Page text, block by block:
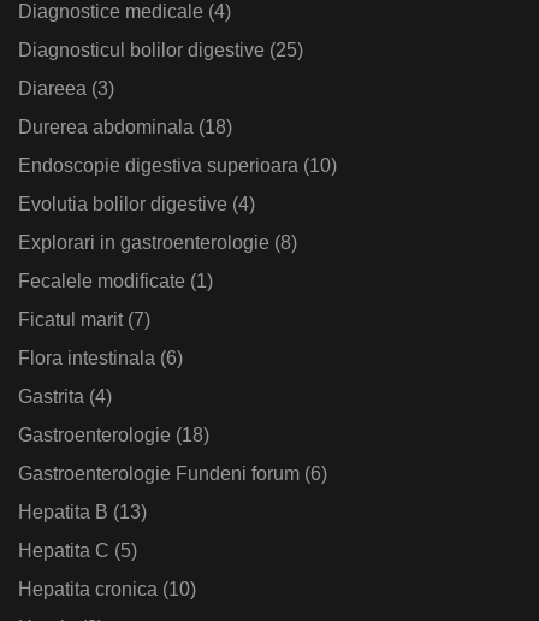
Diagnostice medicale (4)
Diagnosticul bolilor digestive (25)
Diareea (3)
Durerea abdominala (18)
Endoscopie digestiva superioara (10)
Evolutia bolilor digestive (4)
Explorari in gastroenterologie (8)
Fecalele modificate (1)
Ficatul marit(7)
Flora intestinala (6)
Gastrita (4)
Gastroenterologie (18)
Gastroenterologie Fundeni forum (6)
Hepatita B (13)
Hepatita C (5)
Hepatita cronica (10)